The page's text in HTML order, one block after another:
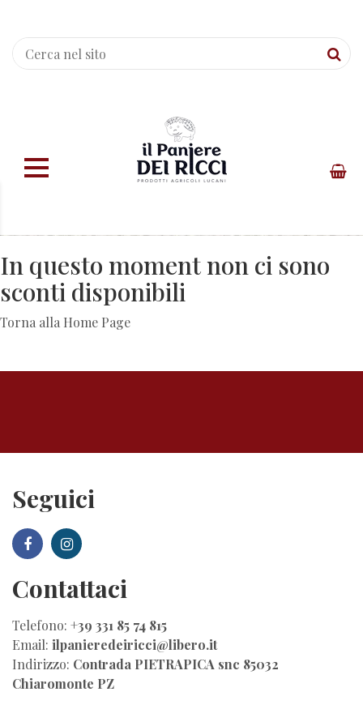
In questo moment non ci sono
sconti disponibili
Torna alla Home Page
Seguici
Contattaci
Telefono: +39 331 85 74 815
Email: ilpanieredeiricci@libero.it
Indirizzo: Contrada PIETRAPICA snc 85032
Chiaromonte PZ